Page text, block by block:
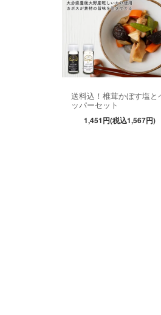
送料込！椎茸かぼす塩と
ッパーセット
1,451円(税込1,567円)